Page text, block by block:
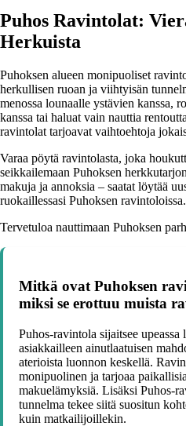
Puhos Ravintolat:
Herkuista
Puhoksen alueen monipuoliset
herkullisen ruoan ja viihtyisän
menossa lounaalle ystävien kanssa,
kanssa tai haluat vain nauttia
ravintolat tarjoavat vaihtoehtoja
Varaa pöytä ravintolasta, joka
seikkailemaan Puhoksen
makuja ja annoksia – saatat löytää
ruokaillessasi Puhoksen ravintoloissa.
Tervetuloa nauttimaan Puhoksen
Mitkä ovat Puhoksen
miksi se erottuu muista
Puhos-ravintola sijaitsee
asiakkailleen ainutlaatuisen
aterioista luonnon keskellä.
monipuolinen ja tarjoaa
makuelämyksiä. Lisäksi Puhos-
tunnelma tekee siitä suositun
kuin matkailijoillekin.